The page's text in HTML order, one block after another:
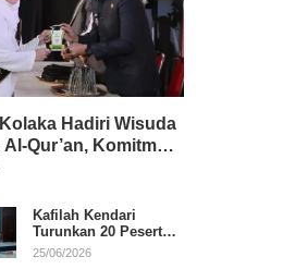
Hadiri Wisuda
Qur’an, Komitmen
Pendidikan
Kafilah Kendari
Turunkan 20 Peserta
pada Hari Pertama
25/06/2026